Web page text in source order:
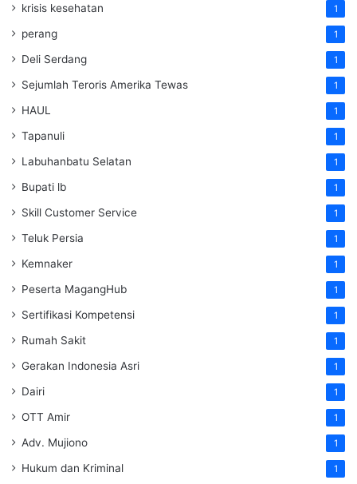
krisis kesehatan 1
perang 1
Deli Serdang 1
Sejumlah Teroris Amerika Tewas 1
HAUL 1
Tapanuli 1
Labuhanbatu Selatan 1
Bupati lb 1
Skill Customer Service 1
Teluk Persia 1
Kemnaker 1
Peserta MagangHub 1
Sertifikasi Kompetensi 1
Rumah Sakit 1
Gerakan Indonesia Asri 1
Dairi 1
OTT Amir 1
Adv. Mujiono 1
Hukum dan Kriminal 1